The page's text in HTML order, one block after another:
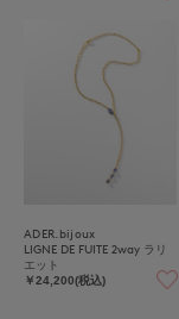
ADER.bijoux
LIGNE DE FUITE 2way ラリ
エット
￥24,200(税込)